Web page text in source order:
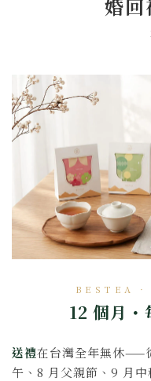
婚回
BESTEA
12 個月・
送禮在台灣全年無休——
午、8 月父親節、9 月